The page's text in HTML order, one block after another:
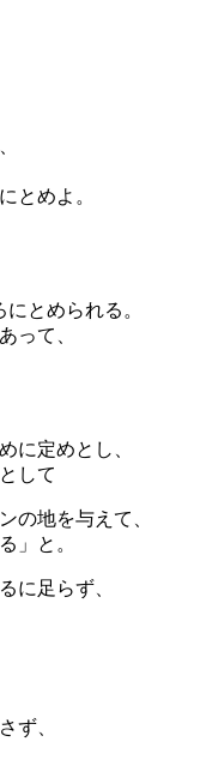
とめよ。
とめられる。
って、
に定めとし、
して
の地を与えて、
」と。
に足らず、
ず、